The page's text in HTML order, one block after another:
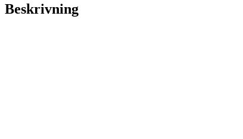
Beskrivning